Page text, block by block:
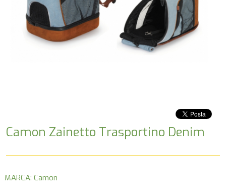
Camon Zainetto Trasportino Denim
MARCA: Camon